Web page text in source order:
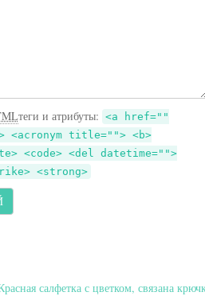
теги и атрибуты: <a href=""
title=""> <b>
<code> <del datetime="">
<strong>
салфетка с цветком, связана